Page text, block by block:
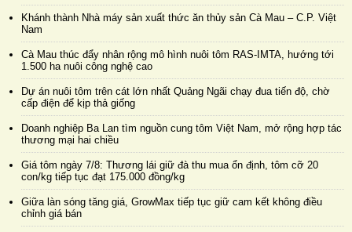
Khánh thành Nhà máy sản xuất thức ăn thủy sản Cà Mau – C.P. Việt
Nam
Cà Mau thúc đẩy nhân rộng mô hình nuôi tôm RAS-IMTA, hướng tới
1.500 ha nuôi công nghệ cao
Dự án nuôi tôm trên cát lớn nhất Quảng Ngãi chạy đua tiến độ, chờ
cấp điện để kịp thả giống
Doanh nghiệp Ba Lan tìm nguồn cung tôm Việt Nam, mở rộng hợp tác
thương mại hai chiều
Giá tôm ngày 7/8: Thương lái giữ đà thu mua ổn định, tôm cỡ 20
con/kg tiếp tục đạt 175.000 đồng/kg
Giữa làn sóng tăng giá, GrowMax tiếp tục giữ cam kết không điều
chỉnh giá bán